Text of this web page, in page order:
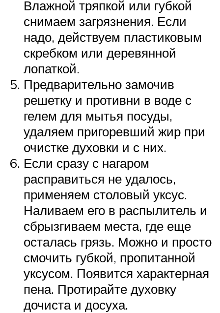
Влажной тряпкой или губкой
снимаем загрязнения. Если
надо, действуем пластиковым
скребком или деревянной
лопаткой.
Предварительно замочив
решетку и противни в воде с
гелем для мытья посуды,
удаляем пригоревший жир при
очистке духовки и с них.
Если сразу с нагаром
расправиться не удалось,
применяем столовый уксус.
Наливаем его в распылитель и
сбрызгиваем места, где еще
осталась грязь. Можно и просто
смочить губкой, пропитанной
уксусом. Появится характерная
пена. Протирайте духовку
дочиста и досуха.